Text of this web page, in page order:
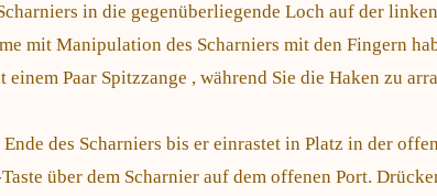
in die gegenüberliegende Loch auf der
mit Manipulation des Scharniers mit den Fingern
einem Paar Spitzzange , während Sie die Haken zu
des Scharniers bis er einrastet in Platz in der
über dem Scharnier auf dem offenen Port.